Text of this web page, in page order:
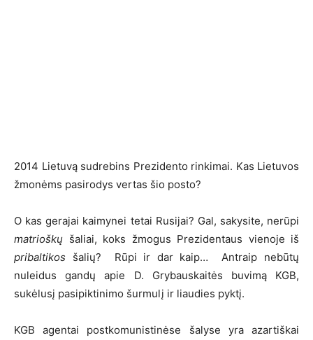
2014 Lietuvą sudrebins Prezidento rinkimai. Kas Lietuvos
žmonėms pasirodys vertas šio posto?
O kas gerajai kaimynei tetai Rusijai? Gal, sakysite, nerūpi
matrioškų šaliai, koks žmogus Prezidentaus vienoje iš
pribaltikos šalių? Rūpi ir dar kaip… Antraip nebūtų
nuleidus gandų apie D. Grybauskaitės buvimą KGB,
sukėlusį pasipiktinimo šurmulį ir liaudies pyktį.
KGB agentai postkomunistinėse šalyse yra azartiškai